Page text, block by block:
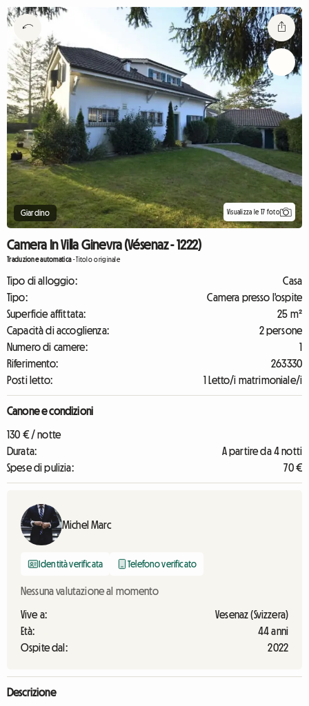
Giardino Visualizza le 17 foto
Camera In Villa Ginevra (Vésenaz - 1222)
Traduzione automatica-Titolo originale
Tipo di alloggio:
Casa
Tipo:
Camera presso l'ospite
Superficie affittata:
25 m²
Capacità di accoglienza:
2 persone
Numero di camere:
1
Riferimento:
263330
Posti letto:
1 Letto/i matrimoniale/i
Canone e condizioni
130 € / notte
Durata:
A partire da 4 notti
Spese di pulizia:
70 €
Michel Marc
Identità verificata Telefono verificato
Nessuna valutazione al momento
Vive a:
Vesenaz (Svizzera)
Età:
44 anni
Ospite dal:
2022
Descrizione